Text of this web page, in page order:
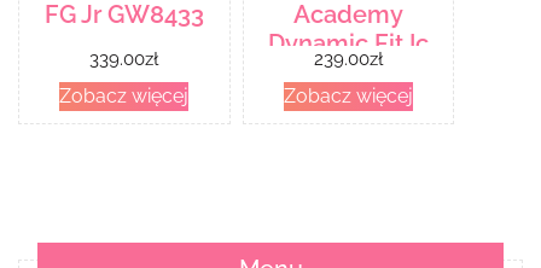
FG Jr GW8433
339.00zł
Zobacz więcej
Academy
Dynamic Fit Ic
Dc0815 004
Czarny
239.00zł
Zobacz więcej